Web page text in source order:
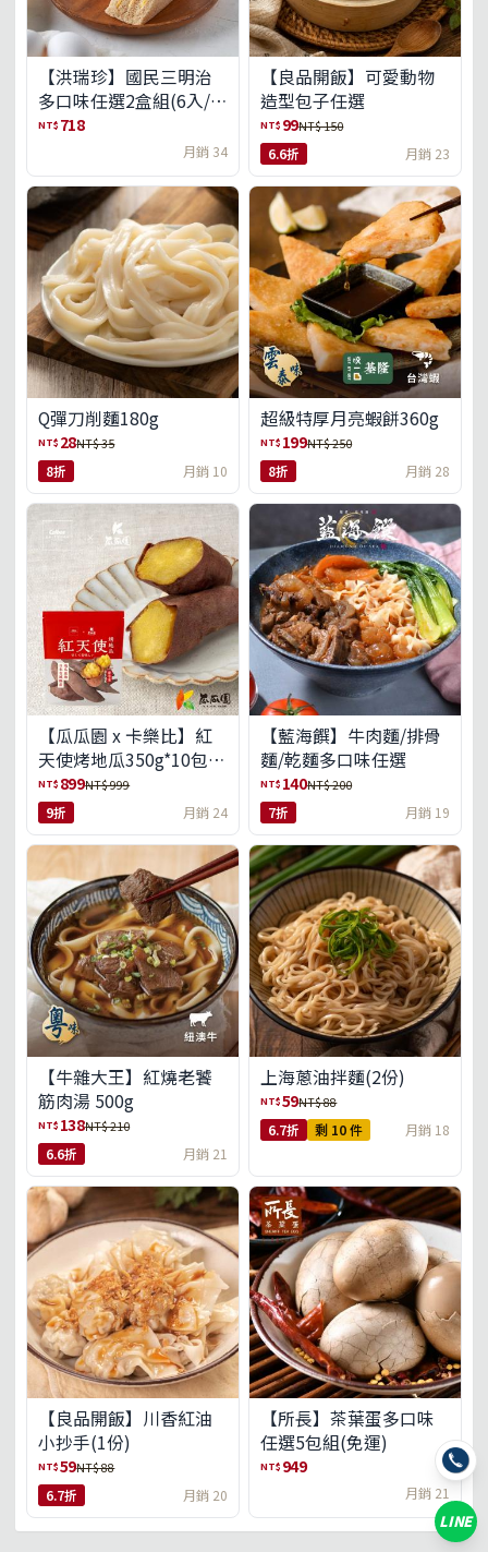
【洪瑞珍】國民三明治
多口味任選2盒組(6入/
盒)(免運)
NT$ 718
月銷 34
【良品開飯】可愛動物
造型包子任選
NT$ 99NT$ 150
6.6折 月銷 23
Q彈刀削麵180g
NT$ 28NT$ 35
8折 月銷 10
超級特厚月亮蝦餅360g
NT$ 199NT$ 250
8折 月銷 28
【瓜瓜園 x 卡樂比】紅
天使烤地瓜350g*10包
(免運組)
NT$ 899NT$ 999
9折 月銷 24
【藍海饌】牛肉麵/排骨
麵/乾麵多口味任選
NT$ 140NT$ 200
7折 月銷 19
【牛雜大王】紅燒老饕
筋肉湯 500g
NT$ 138NT$ 210
6.6折 月銷 21
上海蔥油拌麵(2份)
NT$59NT$ 88
6.7折 剩 10 件 月銷 18
【良品開飯】川香紅油
小抄手(1份)
NT$59NT$ 88
6.7折 月銷 20
【所長】茶葉蛋多口味
任選5包組(免運)
NT$ 949
月銷 21
LINE